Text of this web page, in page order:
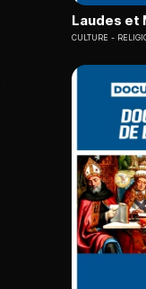
Laudes et
CULTURE